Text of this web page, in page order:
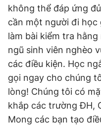
không thể đáp ứng
cần một người đi học
làm bài kiểm tra
ngũ sinh viên nghèo
các điều kiện. Học
gọi ngay cho chúng
lòng! Chúng tôi có
khắp các trường ĐH,
Mong các bạn tạo